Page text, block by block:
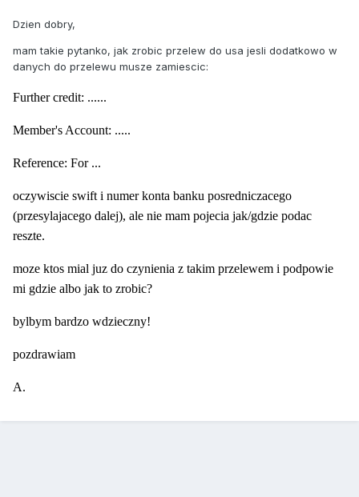
Dzien dobry,
mam takie pytanko, jak zrobic przelew do usa jesli dodatkowo w
danych do przelewu musze zamiescic:
Further credit: ......
Member's Account: .....
Reference: For ...
oczywiscie swift i numer konta banku posredniczacego
(przesylajacego dalej), ale nie mam pojecia jak/gdzie podac
reszte.
moze ktos mial juz do czynienia z takim przelewem i podpowie
mi gdzie albo jak to zrobic?
bylbym bardzo wdzieczny!
pozdrawiam
A.